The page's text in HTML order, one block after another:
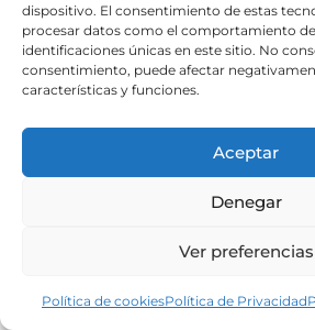
dispositivo. El consentimiento de estas
procesar datos como el comportamiento
identificaciones únicas en este sitio. No
consentimiento, puede afectar
características y funciones.
Aceptar
Denegar
Ver preferencias
Política de cookiesPolítica de Privacidad